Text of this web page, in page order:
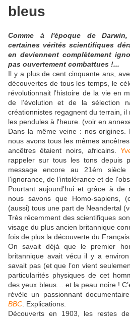
bleus
Comme à l'époque de
certaines vérités scientifiques
en deviennent complètement
pas ouvertement combattues !...
Il y a plus de cent cinquante ans,
découvertes de tous les temps, le
révolutionnait l’histoire de la vie en
de l’évolution et de la sélection
créationnistes regagnent du terrain,
les pendules à l'heure. (voir en
Dans la même veine : nos origines.
nous avons tous les mêmes
ancêtres étaient noirs, africains.
rappeler sur tous les tons depuis
message encore au 21ém
l'ignorance, de l’intolérance et de
Pourtant aujourd'hui et grâce à de
nous savons que Homo-sapiens,
(aussi) tous une part de Neandertal
Très récemment des scientifiques
visage du plus ancien britannique
fois de plus la découverte du Français.
On savait déjà que le premier
britannique avait vécu il y a
savait pas (et que l’on vient
particularités physiques de cet
des yeux bleus… et la peau noire !
révèle un passionnant
BBC . Explications.
Découverts en 1903, les restes